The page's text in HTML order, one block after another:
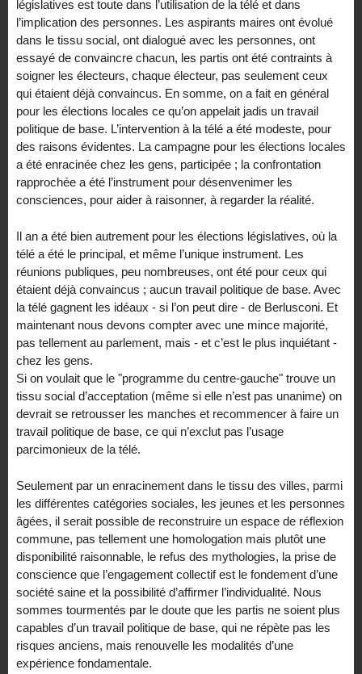
législatives est toute dans l’utilisation de la télé et dans
l’implication des personnes. Les aspirants maires ont évolué
dans le tissu social, ont dialogué avec les personnes, ont
essayé de convaincre chacun, les partis ont été contraints à
soigner les électeurs, chaque électeur, pas seulement ceux
qui étaient déjà convaincus. En somme, on a fait en général
pour les élections locales ce qu’on appelait jadis un travail
politique de base. L’intervention à la télé a été modeste, pour
des raisons évidentes. La campagne pour les élections locales
a été enracinée chez les gens, participée ; la confrontation
rapprochée a été l’instrument pour désenvenimer les
consciences, pour aider à raisonner, à regarder la réalité.
Il an a été bien autrement pour les élections législatives, où la
télé a été le principal, et même l’unique instrument. Les
réunions publiques, peu nombreuses, ont été pour ceux qui
étaient déjà convaincus ; aucun travail politique de base. Avec
la télé gagnent les idéaux - si l’on peut dire - de Berlusconi. Et
maintenant nous devons compter avec une mince majorité,
pas tellement au parlement, mais - et c’est le plus inquiétant -
chez les gens.
Si on voulait que le "programme du centre-gauche" trouve un
tissu social d’acceptation (même si elle n’est pas unanime) on
devrait se retrousser les manches et recommencer à faire un
travail politique de base, ce qui n’exclut pas l’usage
parcimonieux de la télé.
Seulement par un enracinement dans le tissu des villes, parmi
les différentes catégories sociales, les jeunes et les personnes
âgées, il serait possible de reconstruire un espace de réflexion
commune, pas tellement une homologation mais plutôt une
disponibilité raisonnable, le refus des mythologies, la prise de
conscience que l’engagement collectif est le fondement d’une
société saine et la possibilité d’affirmer l’individualité. Nous
sommes tourmentés par le doute que les partis ne soient plus
capables d’un travail politique de base, qui ne répète pas les
risques anciens, mais renouvelle les modalités d’une
expérience fondamentale.